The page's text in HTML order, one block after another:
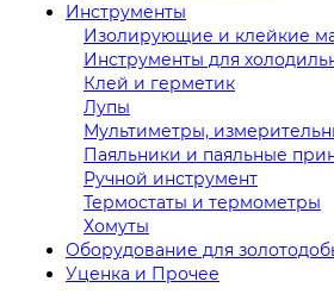
Инструменты
Изолирующие и клейкие
Инструменты для
Клей и герметик
Лупы
Мультиметры,
Паяльники и паяльные
Ручной инструмент
Термостаты и термометры
Хомуты
Оборудование для
Уценка и Прочее